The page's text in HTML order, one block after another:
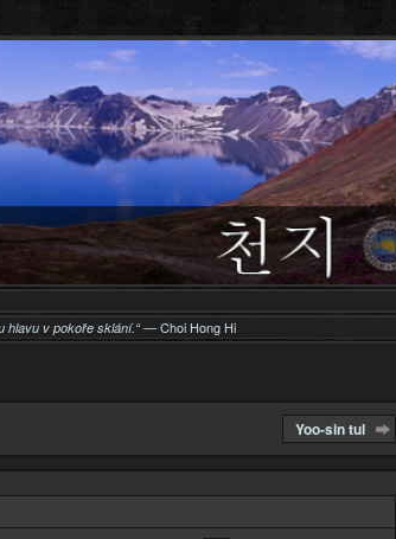
hlavu v pokoře sklání.“— Choi Hong Hi
Yoo-sin tul